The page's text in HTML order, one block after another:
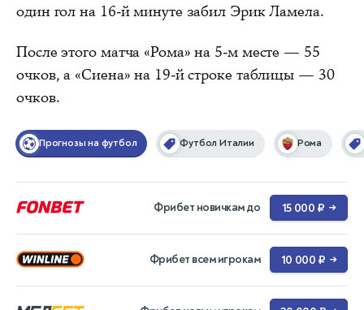
один гол на 16-й минуте забил Эрик Ламела.
После этого матча «Рома» на 5-м месте — 55
очков, а «Сиена» на 19-й строке таблицы — 30
очков.
Прогнозы на футбол Футбол Италии Рома
Фрибет новичкам до 15 000 ₽ →
Фрибет всем игрокам 10 000 ₽ →